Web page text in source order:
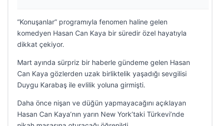
“Konuşanlar” programıyla fenomen haline gelen
komedyen Hasan Can Kaya bir süredir özel hayatıyla
dikkat çekiyor.
Mart ayında sürpriz bir haberle gündeme gelen Hasan
Can Kaya gözlerden uzak birliktelik yaşadığı sevgilisi
Duygu Karabaş ile evlilik yoluna girmişti.
Daha önce nişan ve düğün yapmayacağını açıklayan
Hasan Can Kaya’nın yarın New York’taki Türkevi’nde